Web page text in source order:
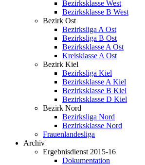
Bezirksklasse West
Bezirksklasse B West
Bezirk Ost
Bezirksliga A Ost
Bezirksliga B Ost
Bezirksklasse A Ost
Kreisklasse A Ost
Bezirk Kiel
Bezirksliga Kiel
Bezirksklasse A Kiel
Bezirksklasse B Kiel
Bezirksklasse D Kiel
Bezirk Nord
Bezirksliga Nord
Bezirksklasse Nord
Frauenlandesliga
Archiv
Ergebnisdienst 2015-16
Dokumentation